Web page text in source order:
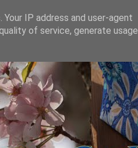
IP address and user-agent
of service, generate usage